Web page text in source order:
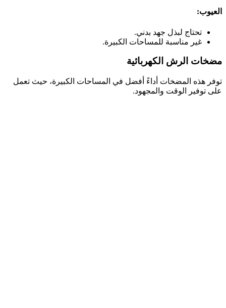
العيوب:
تحتاج لبذل جهد بدني.
غير مناسبة للمساحات الكبيرة.
مضخات الرش الكهربائية
توفر هذه المضخات أداءً أفضل في المساحات الكبيرة، حيث تعمل
على توفير الوقت والمجهود.